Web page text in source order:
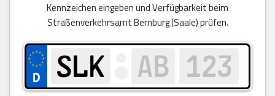
Kennzeichen eingeben und Verfügbarkeit beim
Straßenverkehrsamt Bernburg (Saale) prüfen.